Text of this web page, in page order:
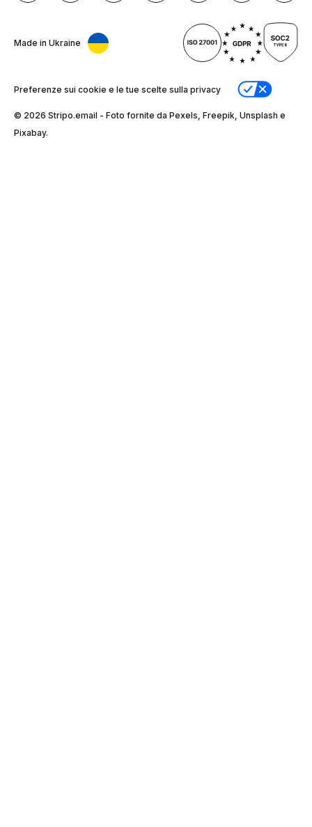
Made in Ukraine
Preferenze sui cookie e le tue scelte sulla privacy
© 2026 Stripо.email - Foto fornite da Pexels, Freepik, Unsplash e
Pixabay.